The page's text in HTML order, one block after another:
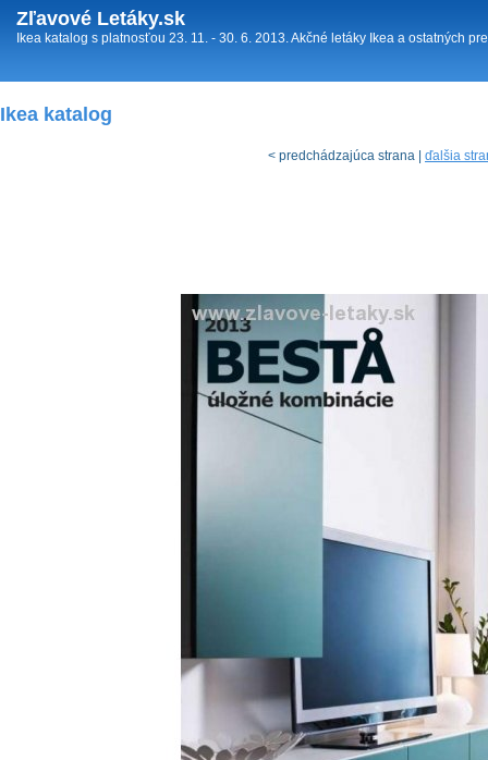
Zľavové Letáky.sk
Ikea katalog s platnosťou 23. 11. - 30. 6. 2013. Akčné letáky Ikea a ostatných
Ikea katalog
< predchádzajúca strana | ďalšia